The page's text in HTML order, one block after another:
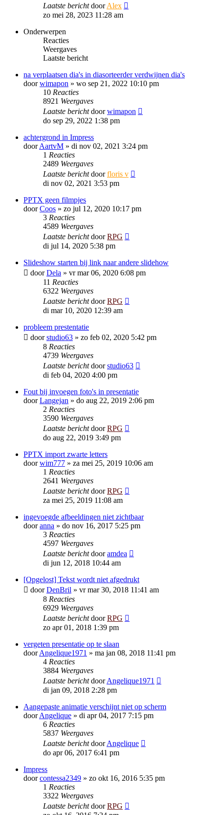
Laatste berichtdoorAlex
zo mei 28, 2023 11:28 am
Onderwerpen
Reacties
Weergaves
Laatste bericht
na verplaatsen dia's in diasorteerder verdwijnen dia's
doorwimapon » wo sep 21, 2022 10:10 pm
10 Reacties
8921 Weergaves
Laatste berichtdoorwimapon
do sep 29, 2022 1:38 pm
achtergrond in Impress
doorAartvM » di nov 02, 2021 3:24 pm
1 Reacties
2489 Weergaves
Laatste berichtdoorfloris v
di nov 02, 2021 3:53 pm
PPTX geen filmpjes
doorCoos » zo jul 12, 2020 10:17 pm
3 Reacties
4589 Weergaves
Laatste berichtdoorRPG
di jul 14, 2020 5:38 pm
Slideshow starten bij link naar andere slidehow
doorDela » vr mar 06, 2020 6:08 pm
11 Reacties
6322 Weergaves
Laatste berichtdoorRPG
di mar 10, 2020 12:39 am
probleem prestentatie
doorstudio63 » zo feb 02, 2020 5:42 pm
8 Reacties
4739 Weergaves
Laatste berichtdoorstudio63
di feb 04, 2020 4:00 pm
Fout bij invoegen foto's in presentatie
doorLangejan » do aug 22, 2019 2:06 pm
2 Reacties
3590 Weergaves
Laatste berichtdoorRPG
do aug 22, 2019 3:49 pm
PPTX import zwarte letters
doorwim777 » za mei 25, 2019 10:06 am
1 Reacties
2641 Weergaves
Laatste berichtdoorRPG
za mei 25, 2019 11:08 am
ingevoegde afbeeldingen niet zichtbaar
dooranna » do nov 16, 2017 5:25 pm
3 Reacties
4597 Weergaves
Laatste berichtdooramdea
di jun 12, 2018 10:44 am
[Opgelost] Tekst wordt niet afgedrukt
doorDenBril » vr mar 30, 2018 11:41 am
8 Reacties
6929 Weergaves
Laatste berichtdoorRPG
zo apr 01, 2018 1:39 pm
vergeten presentatie op te slaan
doorAngelique1971 » ma jan 08, 2018 11:41 pm
4 Reacties
3884 Weergaves
Laatste berichtdoorAngelique1971
di jan 09, 2018 2:28 pm
Aangepaste animatie verschijnt niet op scherm
doorAngelique » di apr 04, 2017 7:15 pm
6 Reacties
5837 Weergaves
Laatste berichtdoorAngelique
do apr 06, 2017 6:41 pm
Impress
doorcontessa2349 » zo okt 16, 2016 5:35 pm
1 Reacties
3322 Weergaves
Laatste berichtdoorRPG